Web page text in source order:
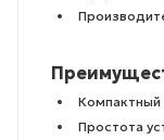
Компактный
Простота